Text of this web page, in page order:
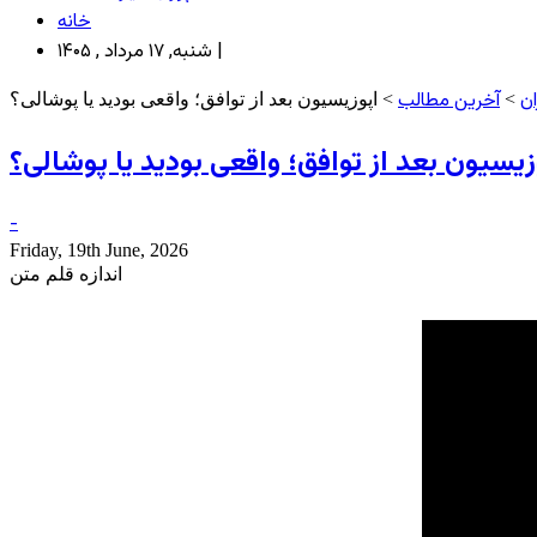
خانه
شنبه, ۱۷ مرداد , ۱۴۰۵ |
>آخرین مطالب > اپوزیسیون بعد از توافق؛ واقعی بودید یا پوشالی؟
بعد از توافق؛ واقعی بودید یا پوشالی؟
-
Friday, 19th June, 2026
اندازه قلم متن